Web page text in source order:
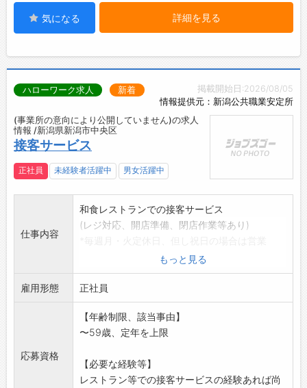
気になる 詳細を見る
掲載開始日:2026/08/05
情報提供元：新潟公共職業安定所
ハローワーク求人 新着
(事業所の意向により公開していません)の求人
情報 /新潟県新潟市中央区
接客サービス
正社員 未経験者活躍中 男女活躍中
仕事内容
和食レストランでの接客サービス
(レジ対応、開店準備、閉店作業等あり)
*変更範囲:会社の定める業務
もっと見る
雇用形態 正社員
応募資格
【年齢制限、該当事由】
〜59歳、定年を上限
【必要な経験等】
レストラン等での接客サービスの経験あれば尚